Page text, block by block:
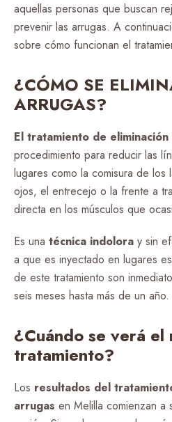
aquellas personas que buscan
prevenir las arrugas. A
sobre cómo funcionan el
¿CÓMO SE
ARRUGAS?
El tratamiento de
procedimiento para reducir las
lugares como la comisura de
ojos, el entrecejo o la frente a
directa en los músculos que
Es una técnica indolora y sin
a que es inyectado en lugares
de este tratamiento son
seis meses hasta más de un año.
¿Cuándo se verá
tratamiento?
Los resultados del
arrugas en Melilla comienzan a